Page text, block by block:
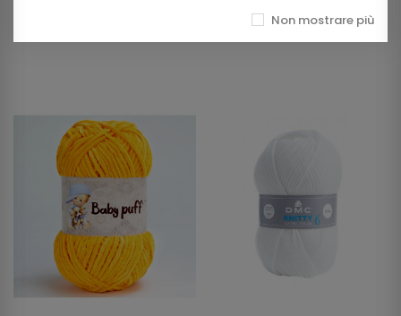
Non mostrare più